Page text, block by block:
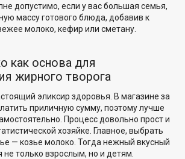
допустимо, если у вас большая семья,
массу готового блюда, добавив к
молоко, кефир или сметану.
как основа для
жирного творога
эликсир здоровья. В магазине за
приличную сумму, поэтому лучше
Процесс довольно прост и
хозяйке. Главное, выбрать
— козье молоко. Тогда нежный вкусный
не только взрослым, но и детям.